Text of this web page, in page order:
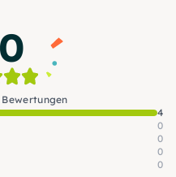
4
0
0
0
0